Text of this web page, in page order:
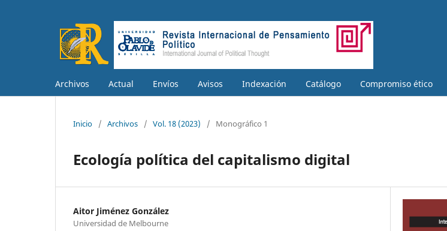
Archivos Actual Envíos Avisos Indexación Catálogo Compromiso ético
Inicio / Archivos / Vol. 18 (2023) / Monográfico 1
Ecología política del capitalismo digital
Aitor Jiménez González
Universidad de Melbourne